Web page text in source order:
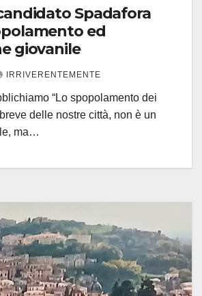
Spadafora
ed
giovanile
IRRIVERENTEMENTE
“Lo spopolamento dei
delle nostre città, non è un
ma…